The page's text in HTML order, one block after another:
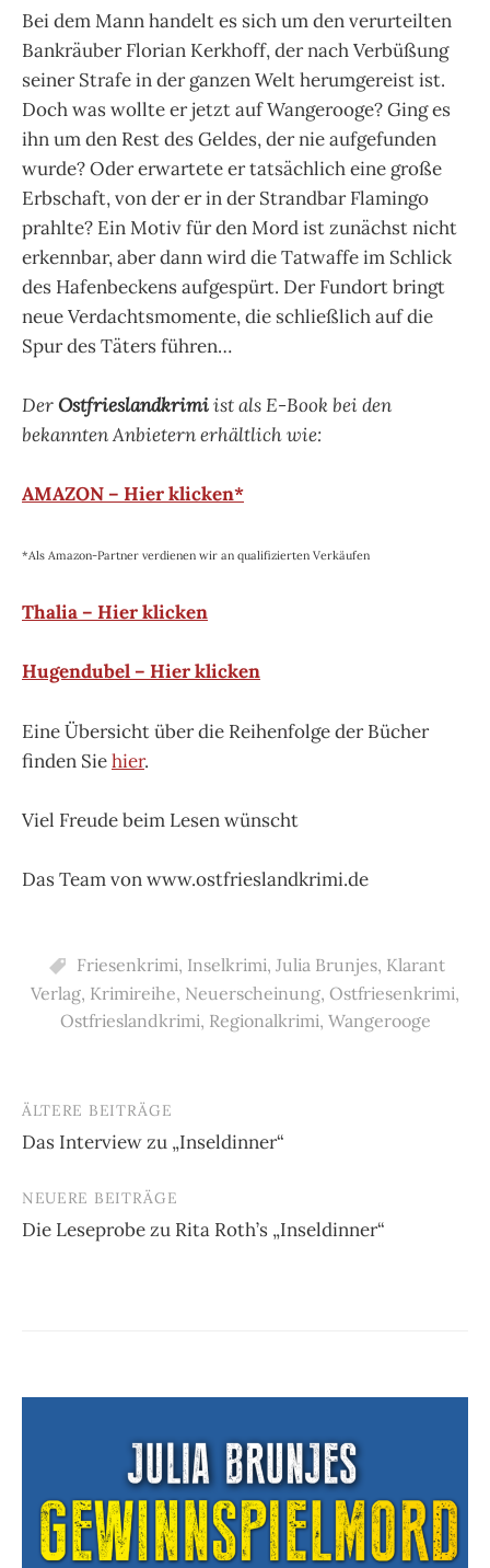
Bei dem Mann handelt es sich um den verurteilten
Bankräuber Florian Kerkhoff, der nach Verbüßung
seiner Strafe in der ganzen Welt herumgereist ist.
Doch was wollte er jetzt auf Wangerooge? Ging es
ihn um den Rest des Geldes, der nie aufgefunden
wurde? Oder erwartete er tatsächlich eine große
Erbschaft, von der er in der Strandbar Flamingo
prahlte? Ein Motiv für den Mord ist zunächst nicht
erkennbar, aber dann wird die Tatwaffe im Schlick
des Hafenbeckens aufgespürt. Der Fundort bringt
neue Verdachtsmomente, die schließlich auf die
Spur des Täters führen…
DerOstfrieslandkrimiist als E-Book bei den
bekannten Anbietern erhältlich wie:
AMAZON – Hier klicken*
*Als Amazon-Partner verdienen wir an qualifizierten Verkäufen
Thalia – Hier klicken
Hugendubel – Hier klicken
Eine Übersicht über die Reihenfolge der Bücher
finden Siehier.
Viel Freude beim Lesen wünscht
Das Team von www.ostfrieslandkrimi.de
Friesenkrimi, Inselkrimi, Julia Brunjes, Klarant
Verlag, Krimireihe, Neuerscheinung, Ostfriesenkrimi,
Ostfrieslandkrimi, Regionalkrimi, Wangerooge
Beitragsnavigation
ÄLTERE BEITRÄGE
Das Interview zu „Inseldinner“
NEUERE BEITRÄGE
Die Leseprobe zu Rita Roth’s „Inseldinner“